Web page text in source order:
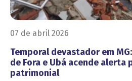
07 de abril 2026
Temporal devastador em
de Fora e Ubá acende alerta
patrimonial